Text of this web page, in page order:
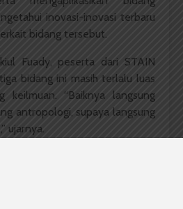
inovasi-inovasi terbaru
bidang tersebut.
Fuady, peserta dari STAIN
bidang ini masih terlalu luas
keilmuan. “Baiknya langsung
antropologi, supaya langsung
ujarnya.